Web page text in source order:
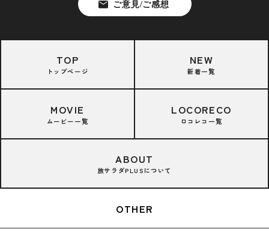
TOP
トップページ
NEW
新着一覧
MOVIE
ムービー一覧
LOCORECO
ロコレコ一覧
ABOUT
旅サラダPLUSについて
OTHER